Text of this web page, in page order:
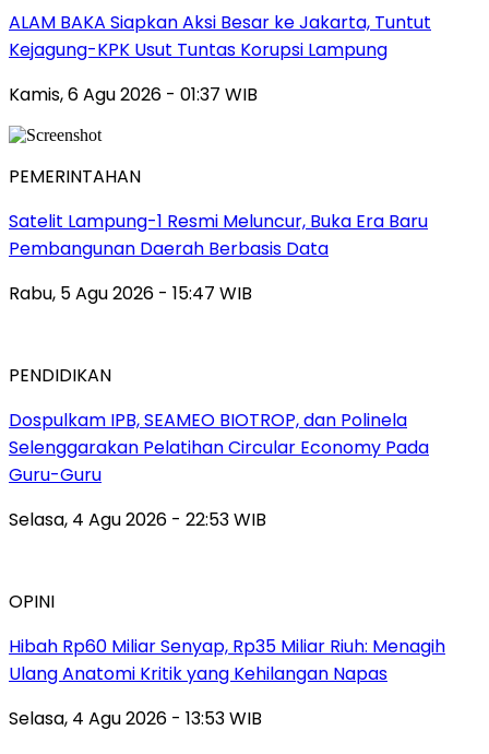
ALAM BAKA Siapkan Aksi Besar ke Jakarta, Tuntut
Kejagung-KPK Usut Tuntas Korupsi Lampung
Kamis, 6 Agu 2026 - 01:37 WIB
PEMERINTAHAN
Satelit Lampung-1 Resmi Meluncur, Buka Era Baru
Pembangunan Daerah Berbasis Data
Rabu, 5 Agu 2026 - 15:47 WIB
PENDIDIKAN
Dospulkam IPB, SEAMEO BIOTROP, dan Polinela
Selenggarakan Pelatihan Circular Economy Pada
Guru-Guru
Selasa, 4 Agu 2026 - 22:53 WIB
OPINI
Hibah Rp60 Miliar Senyap, Rp35 Miliar Riuh: Menagih
Ulang Anatomi Kritik yang Kehilangan Napas
Selasa, 4 Agu 2026 - 13:53 WIB